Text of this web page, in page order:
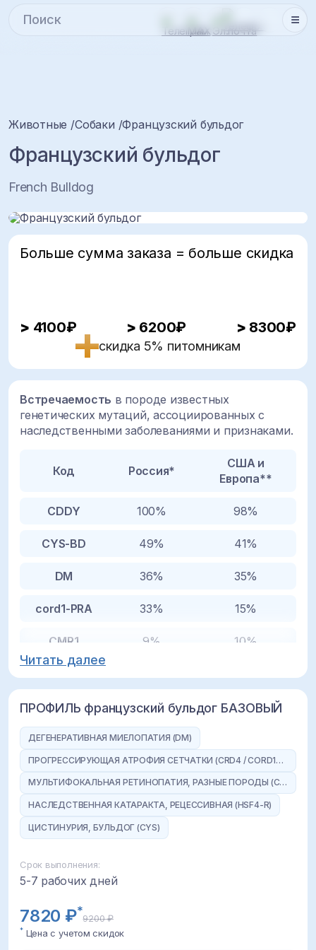
Животные Собаки Французский бульдог
Французский бульдог
French Bulldog
Встречаемость в породе известных
генетических мутаций, ассоциированных с
наследственными заболеваниями и признаками.
Код Россия*
США и
Европа**
CDDY 100% 98%
CYS-BD 49% 41%
DM 36% 35%
cord1-PRA 33% 15%
CMR1 9% 10%
CHG-FB <5% нет данных
HUU <5%
MDR1 <5% <5%
MH <5%
Приведена
суммарная
доля
генотипов
(гомозигота по мутации):
* В России, по результатам, полученным в
Читать далее
Больше сумма заказа = больше скидка
> 4100₽ > 6200₽ > 8300₽
скидка 5% питомникам
ПРОФИЛЬ французский бульдог БАЗОВЫЙ
ДЕГЕНЕРАТИВНАЯ МИЕЛОПАТИЯ (DM)
ПРОГРЕССИРУЮЩАЯ АТРОФИЯ СЕТЧАТКИ (CRD4 / CORD1-PRA)
МУЛЬТИФОКАЛЬНАЯ РЕТИНОПАТИЯ, РАЗНЫЕ ПОРОДЫ (CMR1)
НАСЛЕДСТВЕННАЯ КАТАРАКТА, РЕЦЕССИВНАЯ (HSF4-R)
ЦИСТИНУРИЯ, БУЛЬДОГ (CYS)
Срок выполнения:
5-7 рабочих дней
7820 ₽*9200 ₽
*Цена с учетом скидок